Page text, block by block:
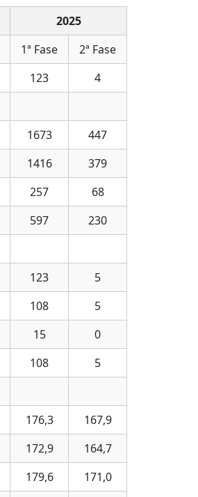
2025
1ª Fase
2ª Fase
123
4
1673
447
1416
379
257
68
597
230
123
5
108
5
15
0
108
5
176,3
167,9
172,9
164,7
179,6
171,0